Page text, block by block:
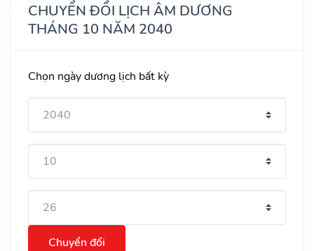
CHUYỂN ĐỔI LỊCH ÂM DƯƠNG
THÁNG 10 NĂM 2040
Chọn ngày dương lịch bất kỳ
Chuyển đổi